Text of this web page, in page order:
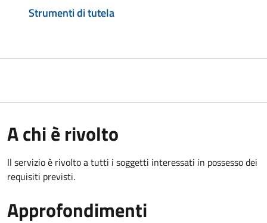
Strumenti di tutela
A chi è rivolto
Il servizio è rivolto a tutti i soggetti interessati in possesso dei
requisiti previsti.
Approfondimenti